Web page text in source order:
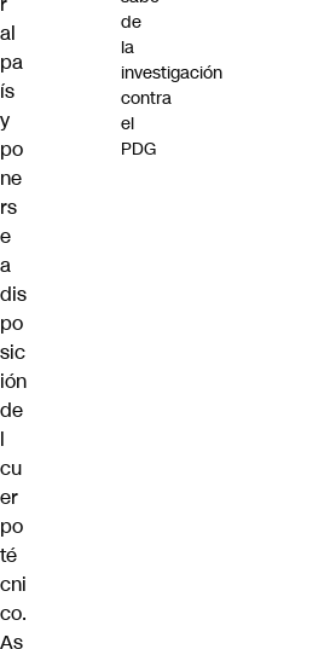
al
pa
ís
y
po
ne
rs
e
a
dis
po
sic
ión
de
l
cu
er
po
té
cni
co.
As
de
la
investigación
contra
el
PDG